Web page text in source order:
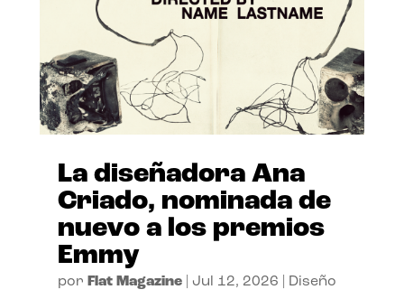
La diseñadora Ana
Criado, nominada de
nuevo a los premios
Emmy
por Flat Magazine| Jul 12, 2026 Diseño